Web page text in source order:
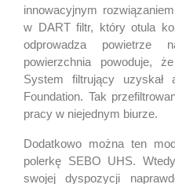
innowacyjnym
w DART filtr, który otula
odprowadza
powierzchnia powoduje,
System filtrujący uzyskał
Foundation. Tak
pracy w niejednym biurze.
Dodatkowo można ten
polerkę SEBO UHS.
swojej dyspozycji